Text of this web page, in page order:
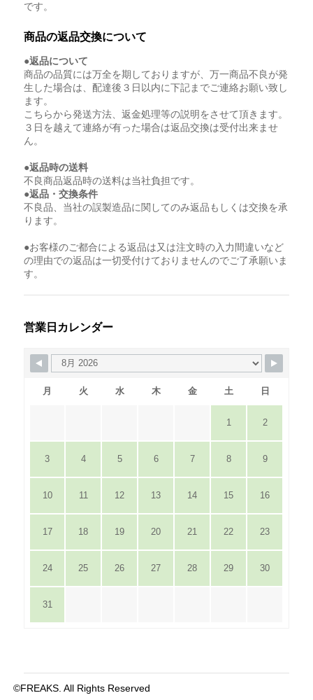
です。
商品の返品交換について
●返品について
商品の品質には万全を期しておりますが、万一商品不良が発
生した場合は、配達後３日以内に下記までご連絡お願い致し
ます。
こちらから発送方法、返金処理等の説明をさせて頂きます。
３日を越えて連絡が有った場合は返品交換は受付出来ませ
ん。
●返品時の送料
不良商品返品時の送料は当社負担です。
●返品・交換条件
不良品、当社の誤製造品に関してのみ返品もしくは交換を承
ります。
●お客様のご都合による返品は又は注文時の入力間違いなど
の理由での返品は一切受付けておりませんのでご了承願いま
す。
営業日カレンダー
月 火 水 木 金 土 日
1 2
3 4 5 6 7 8 9
10 11 12 13 14 15 16
17 18 19 20 21 22 23
24 25 26 27 28 29 30
31
©FREAKS. All Rights Reserved